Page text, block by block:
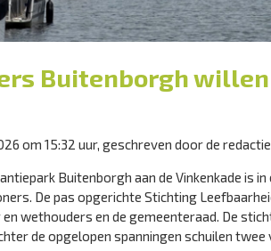
Buitenborgh
om 15:32 uur, geschreven door de redactie
Buitenborgh aan de Vinkenkade is
De pas opgerichte Stichting
wethouders en de gemeenteraad. De
de opgelopen spanningen schuilen